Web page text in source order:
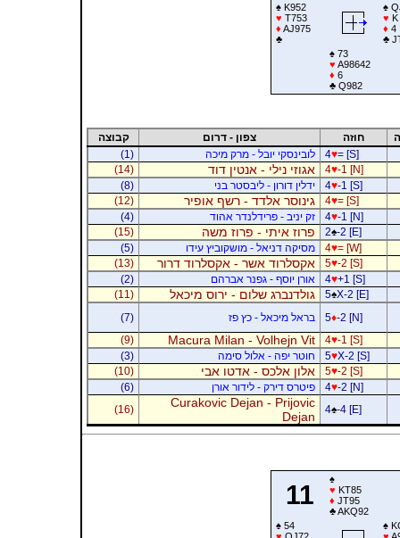
♠K952
♥ T753
♦ AJ975
♣
♠
♥ K
♦ 4
♣
♠73
♥ A98642
♦ 6
♣Q982
חוזה צפון - דרום
קבוצה
4♥= [S] לובינסקי יובל - מרק מיכה
(1)
4♥-1 [N] אגוזי נילי - אנטין דוד
(14)
4♥-1 [S] ידלין דורון - ליבסטר בני
(8)
4♥= [S] גינוסר אלדד - רשף אופיר
(12)
4♥-1 [N] זק יניב - פרידלנדר אהוד
(4)
2♠-2 [E] פרוז איתי - פרוז משה
(15)
4♥= [W] מסיקה דניאל - מושקוביץ עידו
(5)
5♥-2 [S] אקסלרוד אשר - אקסלרוד דרור
(13)
4♥+1 [S] אורן יוסף - גפנר אברהם
(2)
5♠X-2 [E] גולדנברג שלום - ירוס מיכאל
(11)
5♦-2 [N] בראל מיכאל - כץ פז
(7)
4♥-1 [S]
Macura Milan - Volhejn Vit
(9)
5♥X-2 [S] חוטר יפה - אלול סימה
(3)
5♥-2 [S] אלון אלכס - אדטו אבי
(10)
4♥-2 [N] פיטרס דירק - לידור אורן
(6)
4♠-4 [E]
Curakovic Dejan - Prijovic
Dejan
(16)
11
♠
♥ KT85
♦ JT95
♣AKQ92
♠54
♠